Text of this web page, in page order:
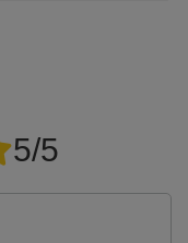
5/5